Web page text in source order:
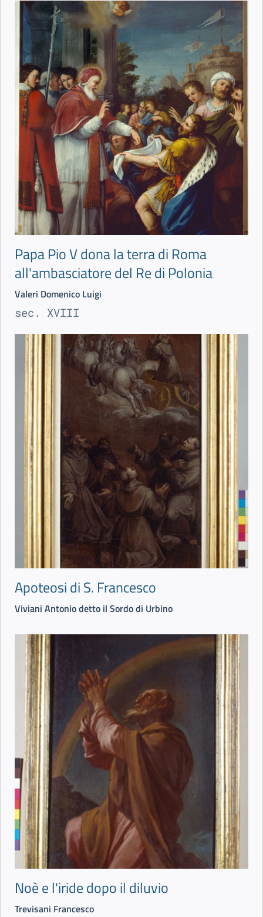
Papa Pio V dona la terra di Roma
all'ambasciatore del Re di Polonia
Valeri Domenico Luigi
sec. XVIII
Apoteosi di S. Francesco
Viviani Antonio detto il Sordo di Urbino
Noè e l'iride dopo il diluvio
Trevisani Francesco